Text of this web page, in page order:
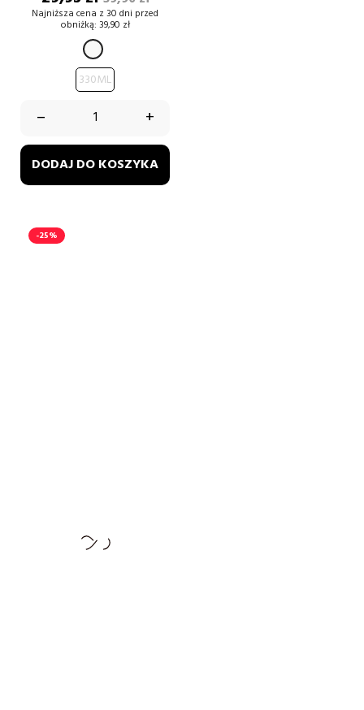
podstawowa
Najniższa cena z 30 dni przed
obniżką: 39,90 zł
BIAŁY
330ML
– +
DODAJ DO KOSZYKA
-25%